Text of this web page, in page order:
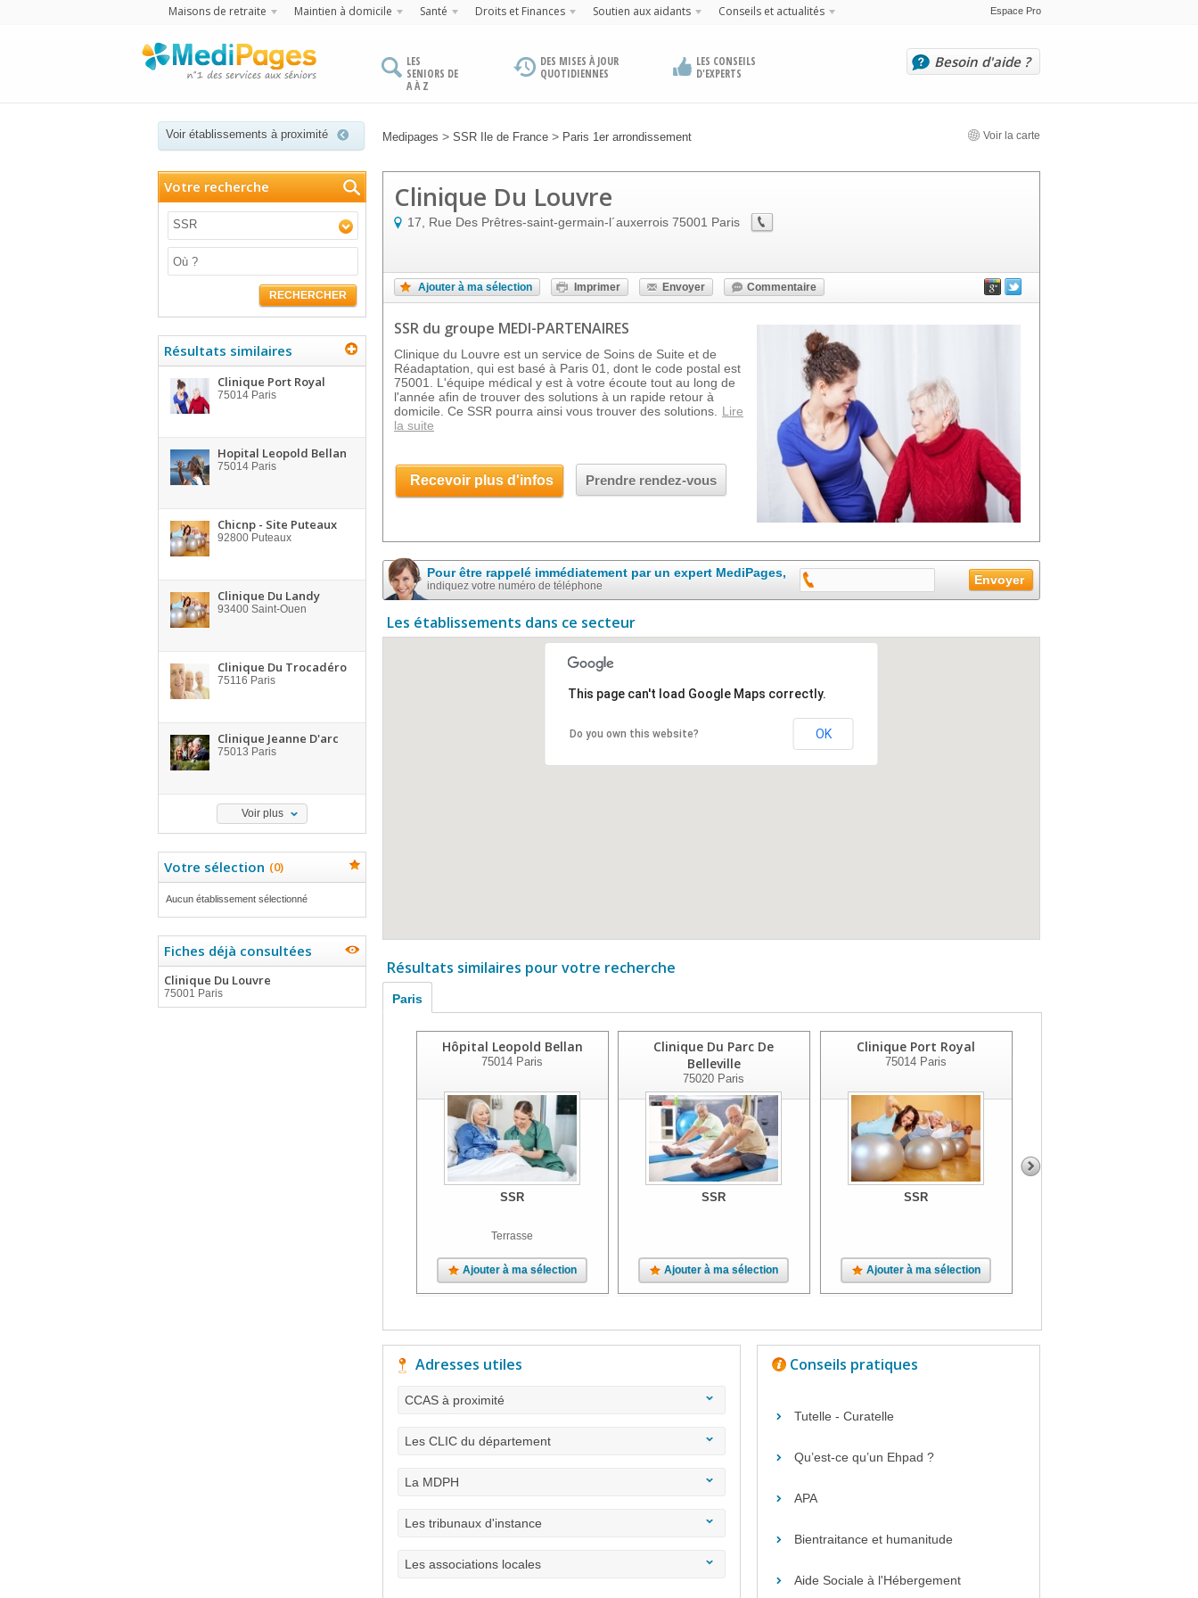
Maisons de retraite Maintien à domicile Santé Droits et Finances Soutien aux aidants Conseils et actualités Espace Pro
LES
SENIORS DE
A À Z
DES MISES À JOUR
QUOTIDIENNES
LES CONSEILS
D'EXPERTS
Besoin d'aide ?
Voir établissements à proximité Medipages > SSR Ile de France > Paris 1er arrondissement Voir la carte
Votre recherche
SSR
RECHERCHER
Résultats similaires
Clinique Port Royal
75014 Paris
Hopital Leopold Bellan
75014 Paris
Chicnp - Site Puteaux
92800 Puteaux
Clinique Du Landy
93400 Saint-Ouen
Clinique Du Trocadéro
75116 Paris
Clinique Jeanne D'arc
75013 Paris
Voir plus
Votre sélection (0)
Aucun établissement sélectionné
Fiches déjà consultées
Clinique Du Louvre
75001 Paris
Clinique Du Louvre
17, Rue Des Prêtres-saint-germain-l´auxerrois 75001 Paris
Ajouter à ma sélection Imprimer Envoyer Commentaire
SSR du groupe MEDI-PARTENAIRES
Clinique du Louvre est un service de Soins de Suite et de
Réadaptation, qui est basé à Paris 01, dont le code postal est
75001. L'équipe médical y est à votre écoute tout au long de
l'année afin de trouver des solutions à un rapide retour à
domicile. Ce SSR pourra ainsi vous trouver des solutions.
Lire
la suite
Recevoir plus d'infos Prendre rendez-vous
Pour être rappelé immédiatement par un expert MediPages,
indiquez votre numéro de téléphone
Les établissements dans ce secteur
This page can't load Google Maps correctly.
Do you own this website? OK
Résultats similaires pour votre recherche
Paris
Hôpital Leopold Bellan
75014 Paris
SSR
Terrasse
Ajouter à ma sélection
Clinique Du Parc De
Belleville
75020 Paris
SSR
Ajouter à ma sélection
Clinique Port Royal
75014Paris
SSR
Ajouter à ma sélection
Adresses utiles
CCAS à proximité
Les CLIC du département
La MDPH
Les tribunaux d'instance
Les associations locales
Conseils pratiques
Tutelle - Curatelle
Qu’est-ce qu’un Ehpad ?
APA
Bientraitance et humanitude
Aide Sociale à l'Hébergement